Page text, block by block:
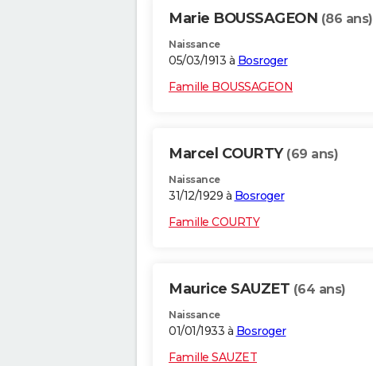
Marie BOUSSAGEON (86 ans)
Naissance
05/03/1913 à Bosroger
Famille BOUSSAGEON
Marcel COURTY (69 ans)
Naissance
31/12/1929 à Bosroger
Famille COURTY
Maurice SAUZET (64 ans)
Naissance
01/01/1933 à Bosroger
Famille SAUZET